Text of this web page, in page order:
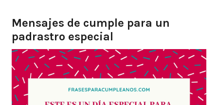
Mensajes de cumple para un
padrastro especial